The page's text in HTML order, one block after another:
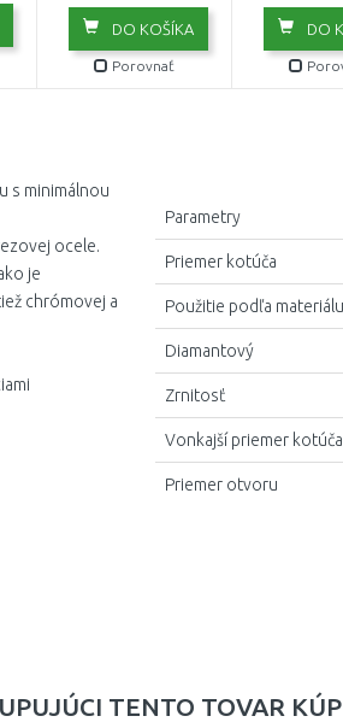
DO KOŠÍKA
Porovnať
DO
s minimálnou
ocele.
je
chrómovej a
Parametry
Priemer kotúča
Použitie podľa materiálu
Diamantový
Zrnitosť
Vonkajší priemer kotúča
Priemer otvoru
TENTO TOVAR